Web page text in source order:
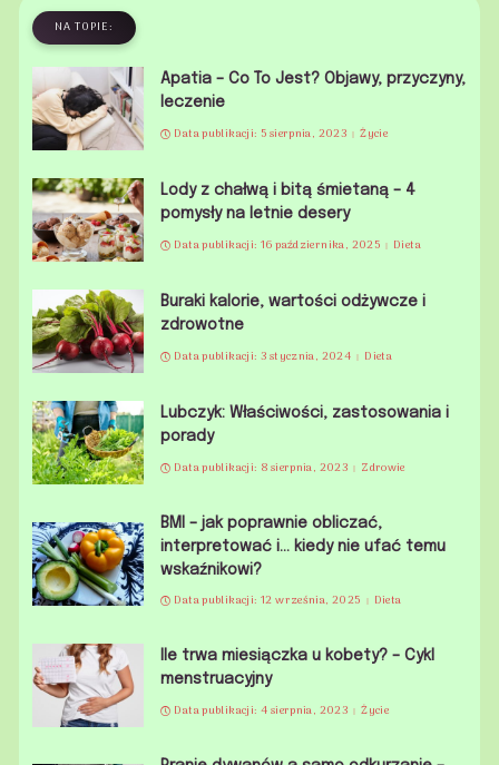
NA TOPIE:
Apatia – Co To Jest? Objawy, przyczyny,
leczenie
Data publikacji: 5 sierpnia, 2023 Życie
Lody z chałwą i bitą śmietaną – 4
pomysły na letnie desery
Data publikacji: 16 października, 2025 Dieta
Buraki kalorie, wartości odżywcze i
zdrowotne
Data publikacji: 3 stycznia, 2024 Dieta
Lubczyk: Właściwości, zastosowania i
porady
Data publikacji: 8 sierpnia, 2023 Zdrowie
BMI – jak poprawnie obliczać,
interpretować i… kiedy nie ufać temu
wskaźnikowi?
Data publikacji: 12 września, 2025 Dieta
Ile trwa miesiączka u kobety? – Cykl
menstruacyjny
Data publikacji: 4 sierpnia, 2023 Życie